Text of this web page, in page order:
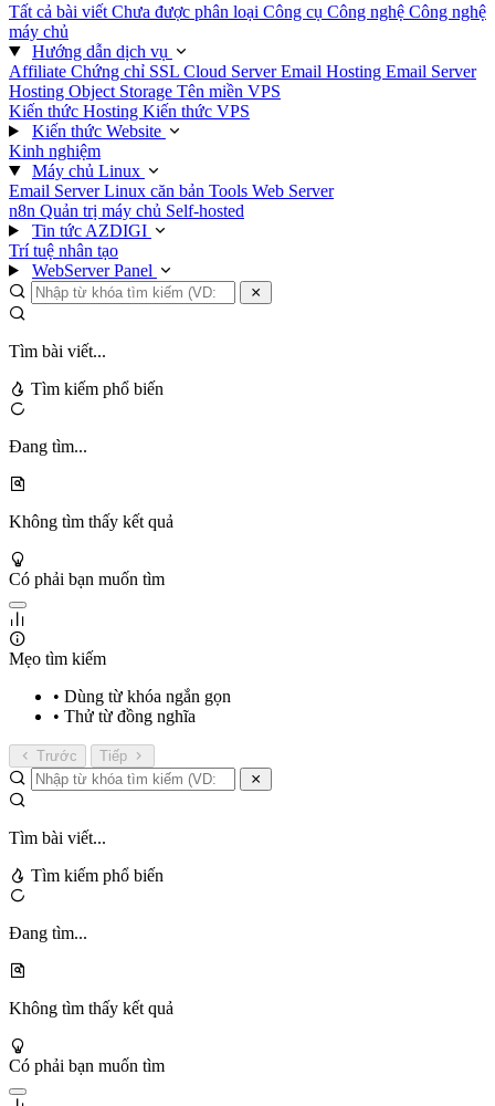
Tất cả bài viết Chưa được phân loại Công cụ Công nghệ Công nghệ
máy chủ
Hướng dẫn dịch vụ
Affiliate Chứng chỉ SSL Cloud ServerEmail Hosting Email Server
Hosting Object Storage Tên miền VPS
Kiến thức Hosting Kiến thức VPS
Kiến thức Website
Kinh nghiệm
Máy chủ Linux
Email ServerLinux căn bản Tools Web Server
n8n Quản trị máy chủ Self-hosted
Tin tức AZDIGI
Trí tuệ nhân tạo
WebServer Panel
Tìm bài viết...
Tìm kiếm phổ biến
Đang tìm...
Không tìm thấy kết quả
Có phải bạn muốn tìm
Mẹo tìm kiếm
• Dùng từ khóa ngắn gọn
• Thử từ đồng nghĩa
Trước Tiếp
Tìm bài viết...
Tìm kiếm phổ biến
Đang tìm...
Không tìm thấy kết quả
Có phải bạn muốn tìm